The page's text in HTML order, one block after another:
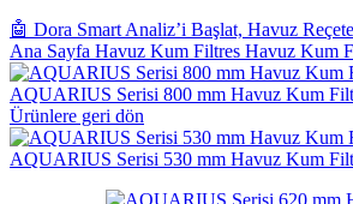
🤖 Dora Smart Analiz’i Başlat, Havuz
Ana Sayfa Havuz Kum Filtres Havuz Kum
AQUARIUS Serisi 800 mm Havuz Kum
Ürünlere geri dön
AQUARIUS Serisi 530 mm Havuz Kum